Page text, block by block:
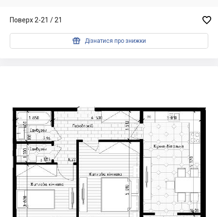
Поверх 2-21 / 21 
 Дізнатися про знижки